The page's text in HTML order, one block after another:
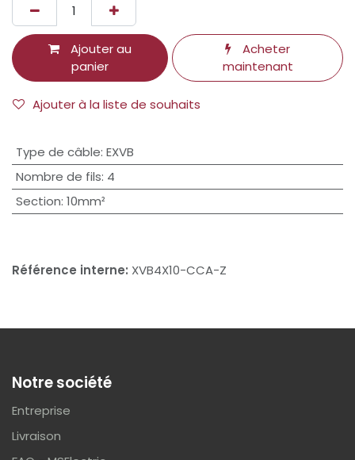
Ajouter au
panier
Acheter
maintenant
Ajouter à la liste de souhaits
Type de câble: EXVB
Nombre de fils: 4
Section: 10mm²
Référence interne: XVB4X10-CCA-Z
Notre société
Entreprise
Livraison